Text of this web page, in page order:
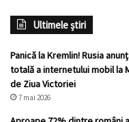
Ultimele știri
Panică la Kremlin! Rusia
totală a internetului mobil la
de Ziua Victoriei
7 mai 2026